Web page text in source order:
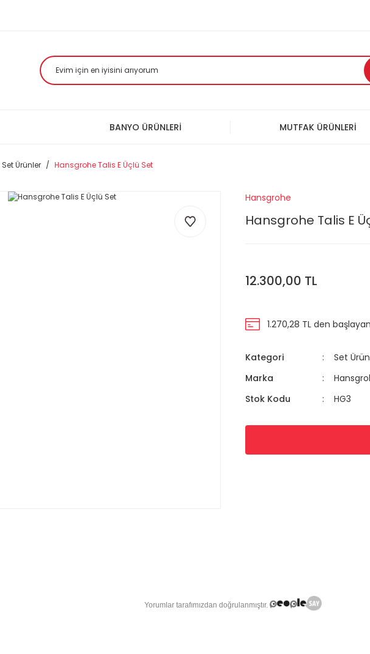
BANYO ÜRÜNLERİ MUTFAK ÜRÜNLERİ
Set Ürünler Hansgrohe Talis E Üçlü Set
Hansgrohe
Hansgrohe Talis E
12.300,00 TL
1.270,28 TL den
Kategori
Set
Marka
Stok Kodu
HG3